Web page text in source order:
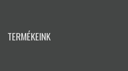
TERMÉKEINK